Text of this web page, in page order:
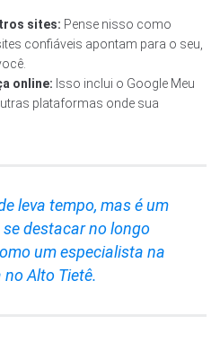
sites: Pense nisso como
confiáveis apontam para o seu,
online: Isso inclui o Google Meu
plataformas onde sua
leva tempo, mas é um
destacar no longo
um especialista na
no Alto Tietê.